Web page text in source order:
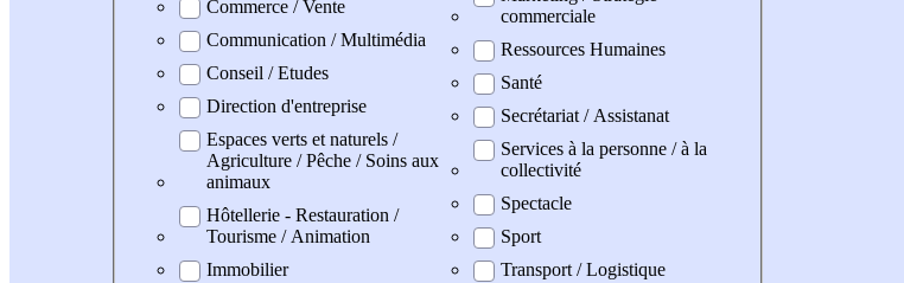
Commerce / Vente
Communication / Multimédia
Conseil / Etudes
Direction d'entreprise
Espaces verts et naturels /
Agriculture / Pêche / Soins aux
animaux
Hôtellerie - Restauration /
Tourisme / Animation
Immobilier
commerciale
Ressources Humaines
Santé
Secrétariat / Assistanat
Services à la personne / à la
collectivité
Spectacle
Sport
Transport / Logistique